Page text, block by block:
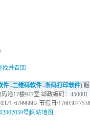
并召回
件 -二维码软件 -条码打印软件)
港17楼947室 邮政编码：450001
67998682 节假日:17603877538
号 网站地图